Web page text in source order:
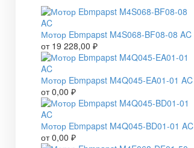
Мотор Ebmpapst M4S068-BF08-08 AC
от 19 228,00 ₽
Мотор Ebmpapst M4Q045-EA01-01 AC
от0,00 ₽
Мотор Ebmpapst M4Q045-BD01-01 AC
от0,00 ₽